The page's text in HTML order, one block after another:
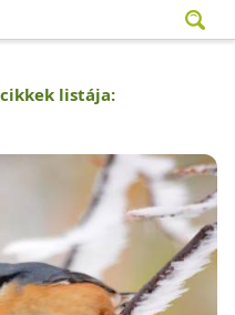
listája: